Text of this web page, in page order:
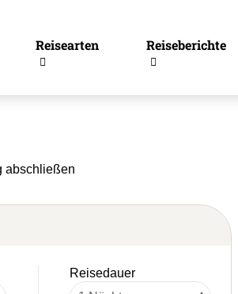
Reisearten Reiseberichte
abschließen
Reisedauer